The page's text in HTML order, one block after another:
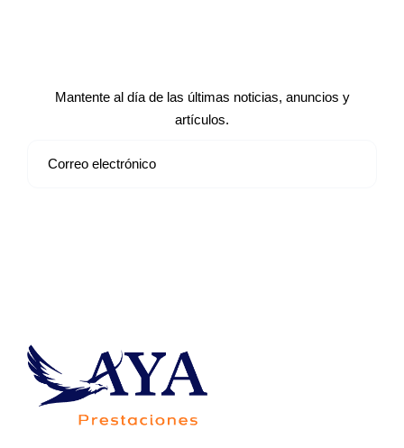
Mantente al día de las últimas noticias, anuncios y
artículos.